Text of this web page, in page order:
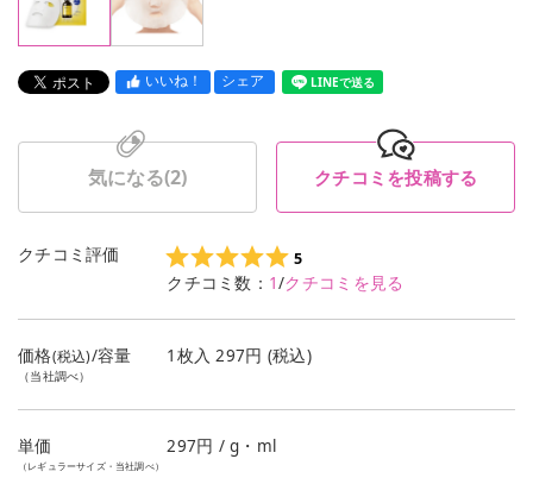
いいね！ シェア LINEで送る
気になる(2) クチコミを投稿する
クチコミ評価 5
クチコミ数： 1/クチコミを見る
価格(税込)/容量
（当社調べ）
1枚入 297円 (税込)
単価
（レギュラーサイズ・当社調べ）
297円 / g・ml